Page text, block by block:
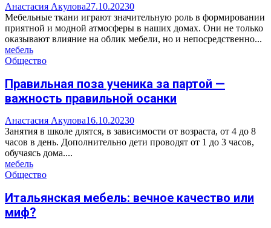
Анастасия Акулова27.10.20230
Мебельные ткани играют значительную роль в формировании
приятной и модной атмосферы в наших домах. Они не только
оказывают влияние на облик мебели, но и непосредственно...
мебель
Общество
Правильная поза ученика за партой —
важность правильной осанки
Анастасия Акулова16.10.20230
Занятия в школе длятся, в зависимости от возраста, от 4 до 8
часов в день. Дополнительно дети проводят от 1 до 3 часов,
обучаясь дома....
мебель
Общество
Итальянская мебель: вечное качество или
миф?